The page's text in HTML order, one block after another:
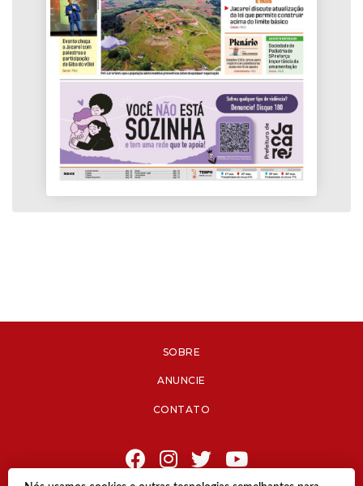
SOBRE
ANUNCIE
CONTATO